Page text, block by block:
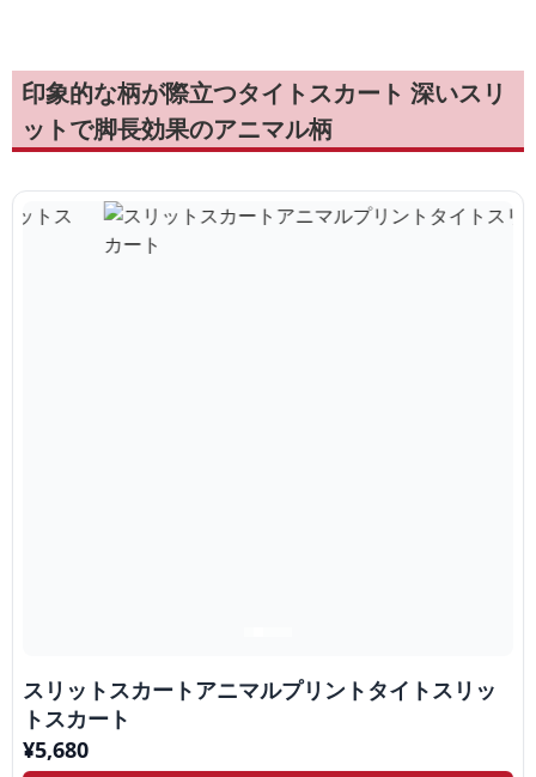
印象的な柄が際立つタイトスカート 深いスリ
ットで脚長効果のアニマル柄
スリットスカートアニマルプリントタイトスリッ
トスカート
¥5,680